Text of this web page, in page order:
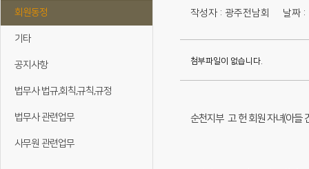
회원동정
기타
공지사항
법무사 법규,회칙,규칙,규정
법무사 관련업무
사무원 관련업무
작성자 : 광주전남회 날짜
첨부파일이 없습니다.
순천지부 고 헌 회원 자녀(아들